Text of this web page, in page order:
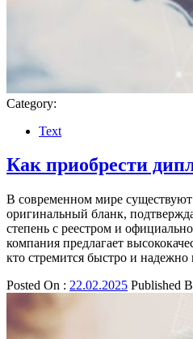
Category:
Text
Как приобрести
В современном мире
оригинальный бланк,
степень с реестром и
компания предлагает
кто стремится быстро и надежно
Posted On : 22.02.2025 Published